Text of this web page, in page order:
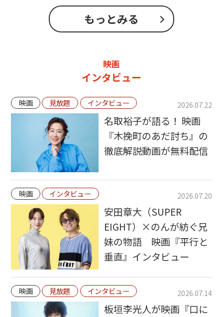
もっとみる
映画
インタビュー
映画 見放題 インタビュー 2026.07.22
名取裕子が語る！ 映画
『木挽町のあだ討ち』の
徹底解説動画が無料配信
映画 インタビュー 2026.07.20
安田章大（SUPER
EIGHT）×のんが紡ぐ兄
妹の物語 映画『平行と
垂直』インタビュー
映画 見放題 インタビュー 2026.07.14
板垣李光人が映画『口に